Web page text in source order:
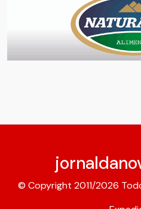
© Copyright 2011/2026